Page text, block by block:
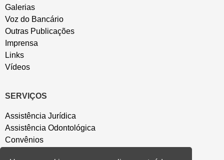
Galerias
Voz do Bancário
Outras Publicações
Imprensa
Links
Vídeos
SERVIÇOS
Assistência Jurídica
Assistência Odontológica
Convênios